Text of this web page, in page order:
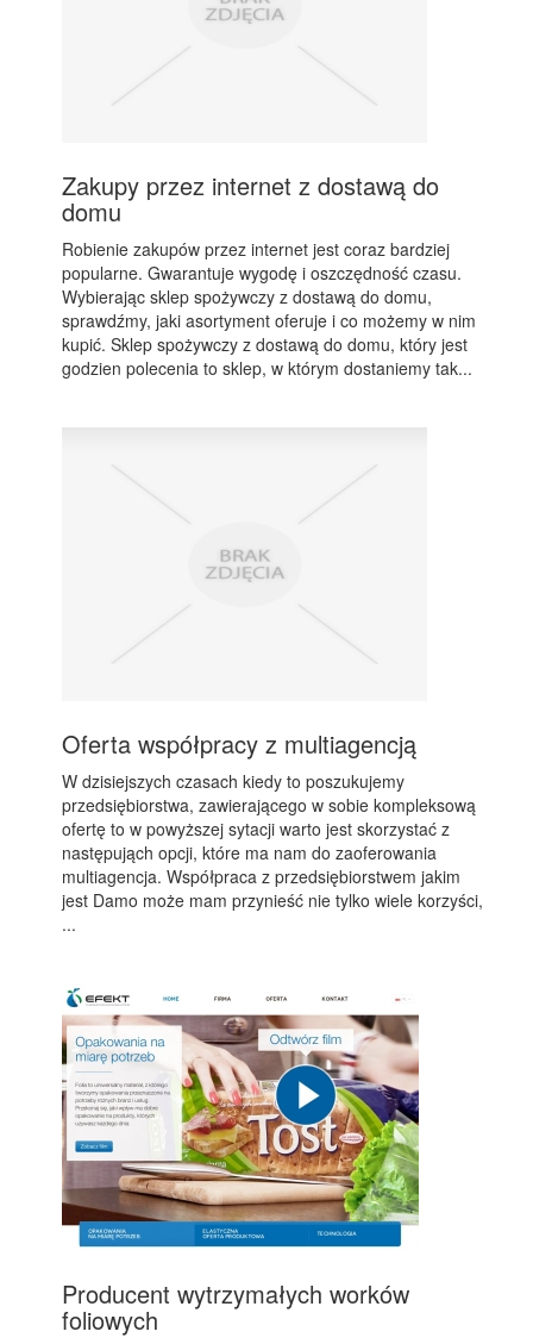
Zakupy przez internet z dostawą do
domu
Robienie zakupów przez internet jest coraz bardziej
popularne. Gwarantuje wygodę i oszczędność czasu.
Wybierając sklep spożywczy z dostawą do domu,
sprawdźmy, jaki asortyment oferuje i co możemy w nim
kupić. Sklep spożywczy z dostawą do domu, który jest
godzien polecenia to sklep, w którym dostaniemy tak...
Oferta współpracy z multiagencją
W dzisiejszych czasach kiedy to poszukujemy
przedsiębiorstwa, zawierającego w sobie kompleksową
ofertę to w powyższej sytacji warto jest skorzystać z
następująch opcji, które ma nam do zaoferowania
multiagencja. Współpraca z przedsiębiorstwem jakim
jest Damo może mam przynieść nie tylko wiele korzyści,
...
Producent wytrzymałych worków
foliowych